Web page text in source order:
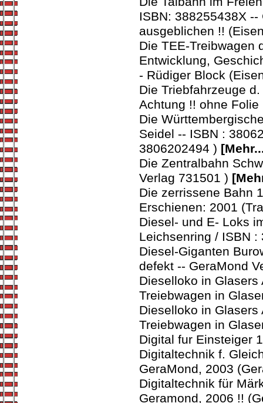
ISBN: 388255438X
ausgeblichen !!
Die TEE-Treibwagen
Entwicklung,
- Rüdiger Block
Die Triebfahrzeuge
Achtung !! ohne
Die
Seidel -- ISBN :
3806202494 )
Die Zentralbahn
Verlag 731501 )
Die zerrissene Bahn
Erschienen: 2001
Diesel- und E- Loks
Leichsenring / ISBN
Diesel-Giganten
defekt -- GeraMond
Dieselloko in
Treiebwagen in
Dieselloko in
Treiebwagen in
Digital fur Einsteiger
Digitaltechnik f.
GeraMond, 2003
Digitaltechnik für
Geramond, 2006 !!